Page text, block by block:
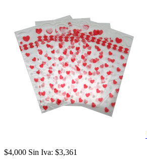
$4,000 Sin Iva: $3,361